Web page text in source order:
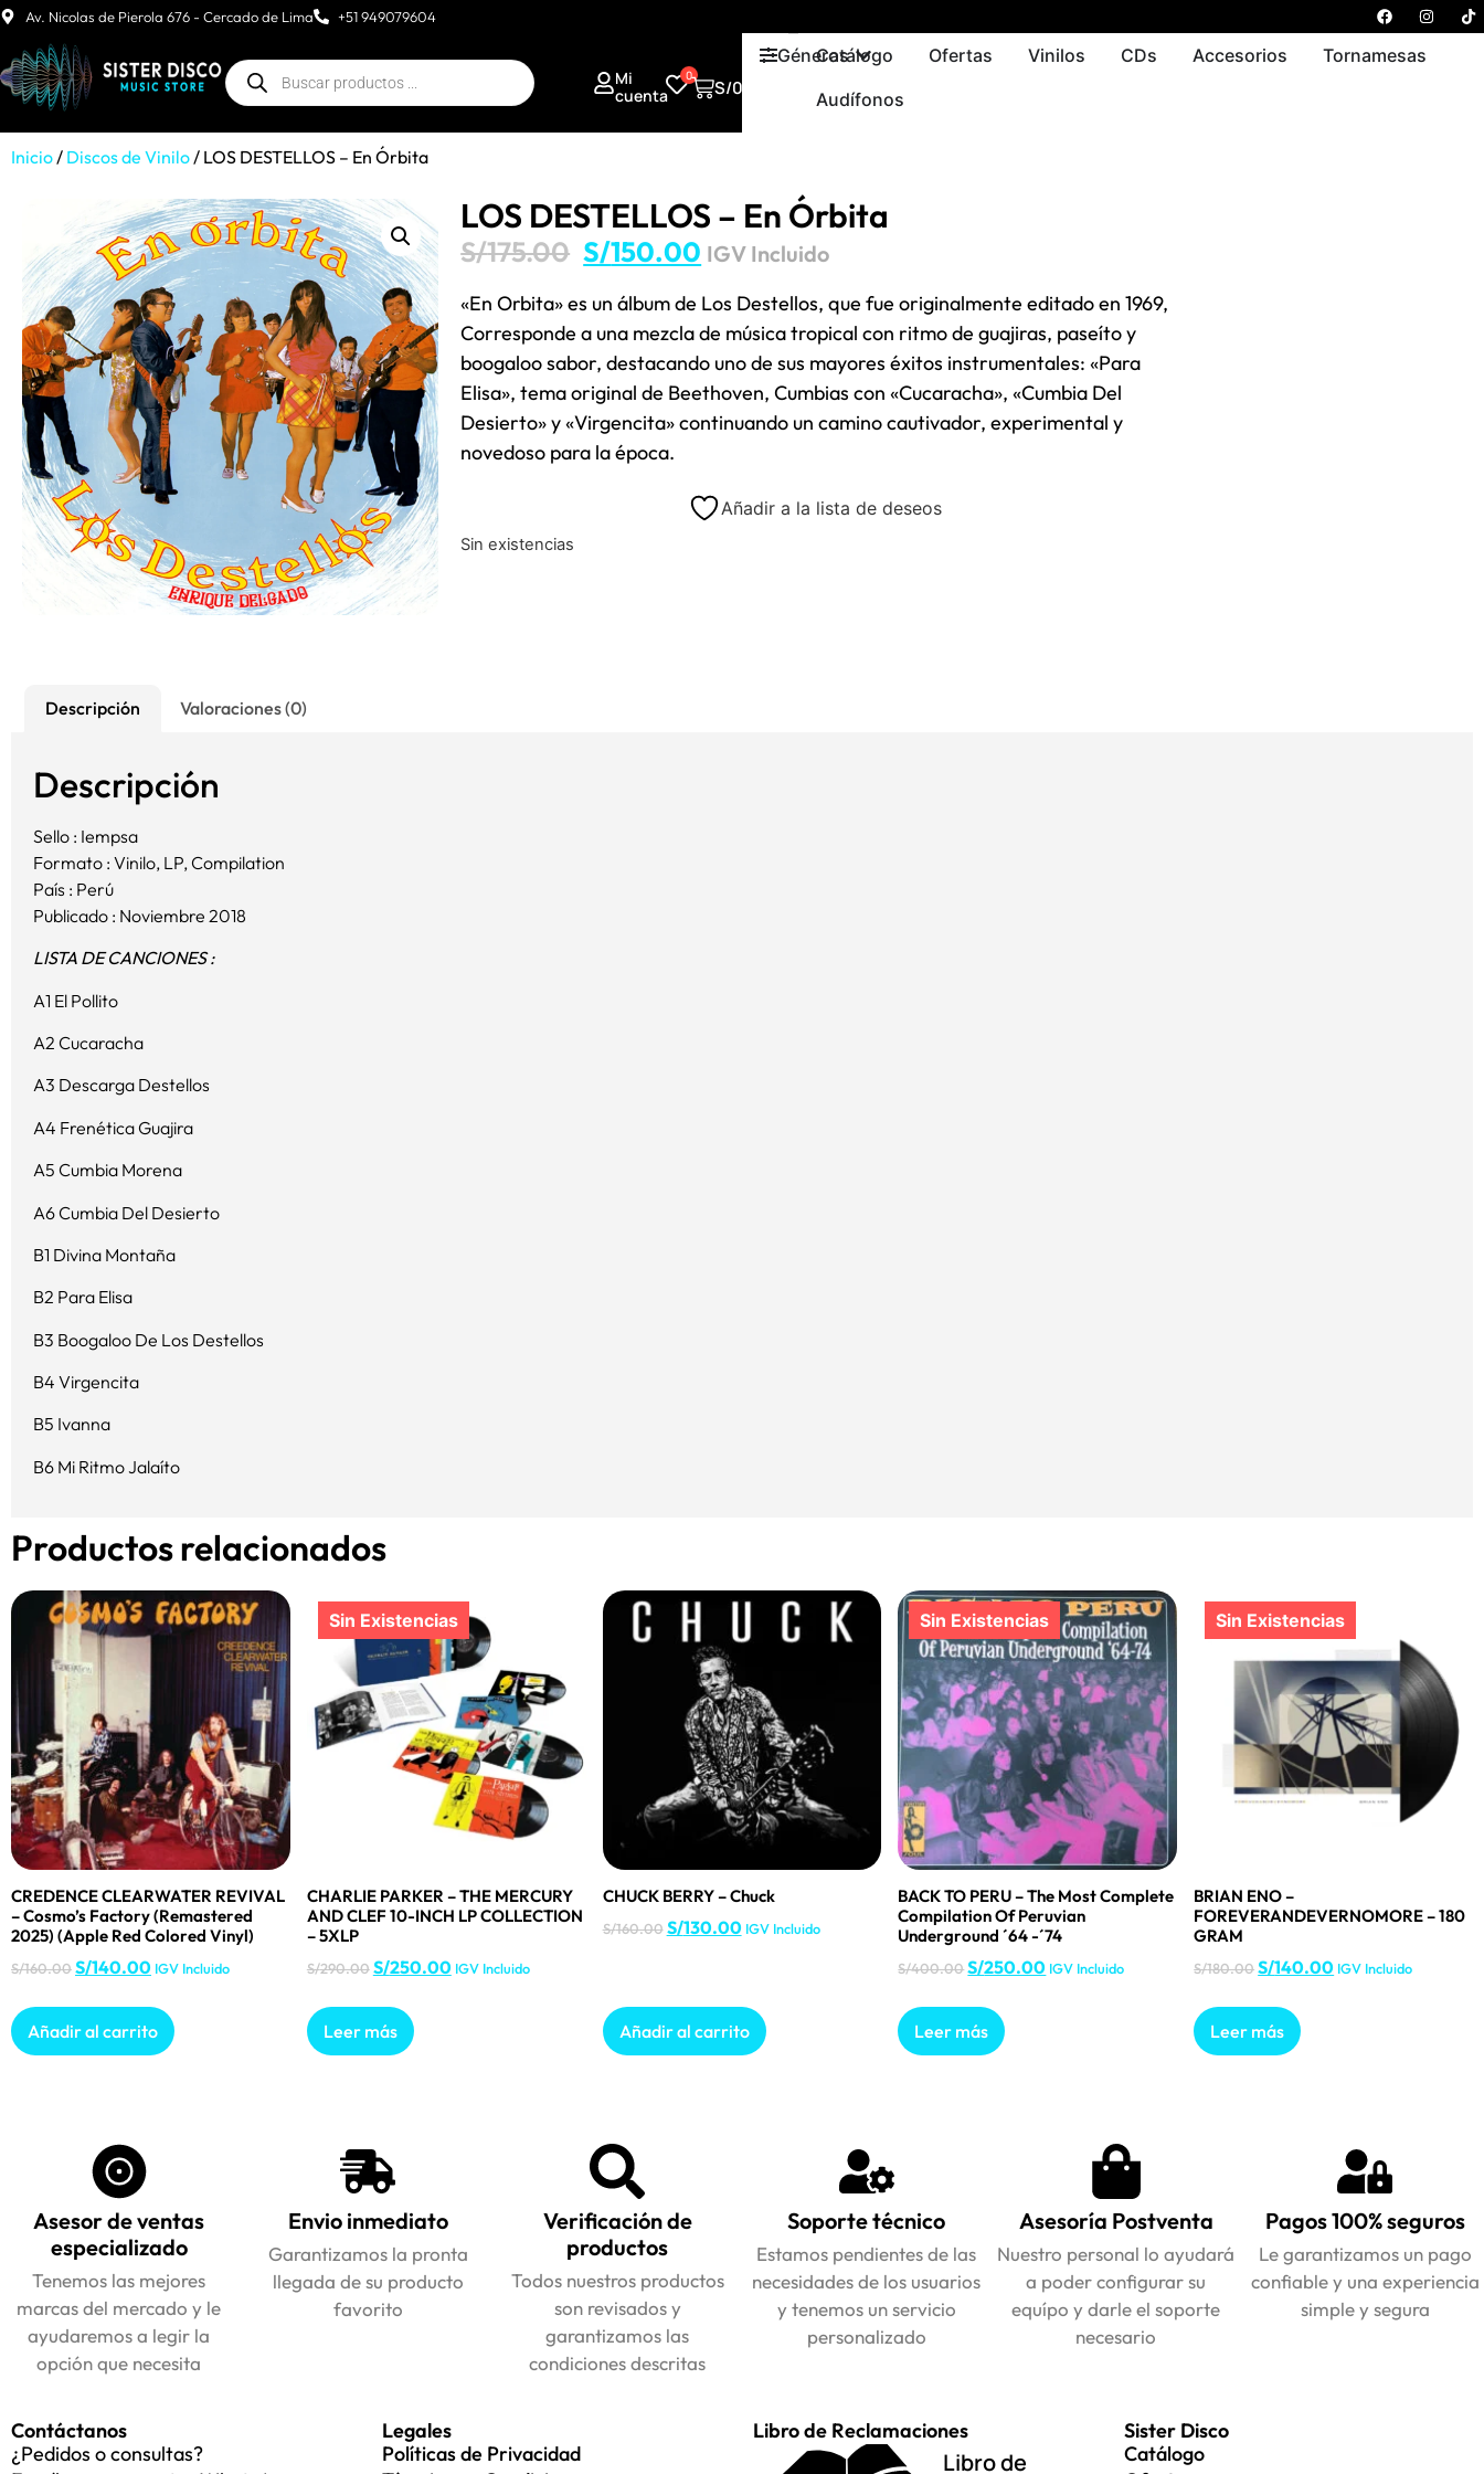
Av. Nicolas de Pierola 676 - Cercado de Lima +51 949079604
Mi
cuenta
0
S/0.00
GénerosCatálogo Ofertas Vinilos CDs Accesorios
Tornamesas
Audífonos
Inicio/ Discos de Vinilo/ LOS DESTELLOS – En Órbita
LOS DESTELLOS – En Órbita
S/175.00 S/150.00 IGV Incluido
«En Orbita» es un álbum de Los Destellos, que fue originalmente editado en 1969,
Corresponde a una mezcla de música tropical con ritmo de guajiras, paseíto y
boogaloo sabor, destacando uno de sus mayores éxitos instrumentales: «Para
Elisa», tema original de Beethoven, Cumbias con «Cucaracha», «Cumbia Del
Desierto» y «Virgencita» continuando un camino cautivador, experimental y
novedoso para la época.
Añadir a la lista de deseos
Sin existencias
Descripción Valoraciones (0)
Descripción
Sello : Iempsa
Formato : Vinilo, LP, Compilation
País : Perú
Publicado : Noviembre 2018
LISTA DE CANCIONES :
A1 El Pollito
A2 Cucaracha
A3 Descarga Destellos
A4 Frenética Guajira
A5 Cumbia Morena
A6 Cumbia Del Desierto
B1 Divina Montaña
B2 Para Elisa
B3 Boogaloo De Los Destellos
B4 Virgencita
B5 Ivanna
B6 Mi Ritmo Jalaíto
Productos relacionados
CREDENCE CLEARWATER REVIVAL
– Cosmo’s Factory (Remastered
2025) (Apple Red Colored Vinyl)
S/160.00S/140.00 IGV Incluido
Añadir al carrito
CHARLIE PARKER – THE MERCURY
AND CLEF 10-INCH LP COLLECTION
– 5XLP
S/290.00 S/250.00 IGV Incluido
Leer más
CHUCK BERRY – Chuck
S/160.00 S/130.00 IGV Incluido
Añadir al carrito
BACK TO PERU – The Most Complete
Compilation Of Peruvian
Underground ´64 -´74
S/400.00 S/250.00 IGV Incluido
Leer más
BRIAN ENO –
FOREVERANDEVERNOMORE – 180
GRAM
S/180.00S/140.00 IGV Incluido
Leer más
Asesor de ventas
especializado
Tenemos las mejores
marcas del mercado y le
ayudaremos a legir la
opción que necesita
Envio inmediato
Garantizamos la pronta
llegada de su producto
favorito
Verificación de
productos
Todos nuestros productos
son revisados y
garantizamos las
condiciones descritas
Soporte técnico
Estamos pendientes de las
necesidades de los usuarios
y tenemos un servicio
personalizado
Asesoría Postventa
Nuestro personal lo ayudará
a poder configurar su
equípo y darle el soporte
necesario
Pagos 100% seguros
Le garantizamos un pago
confiable y una experiencia
simple y segura
Contáctanos
¿Pedidos o consultas?
Legales
Políticas de Privacidad
Libro de Reclamaciones
Libro de
Sister Disco
Catálogo